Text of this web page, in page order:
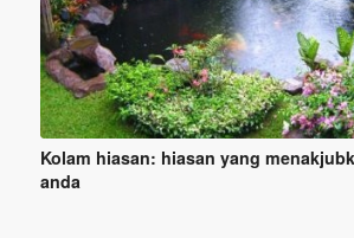
Kolam hiasan: hiasan yang
anda